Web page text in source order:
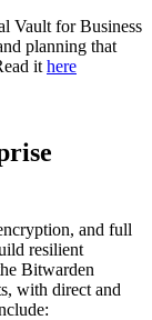
Vault for Business
planning that
ithere
and full
resilient
Bitwarden
with direct and